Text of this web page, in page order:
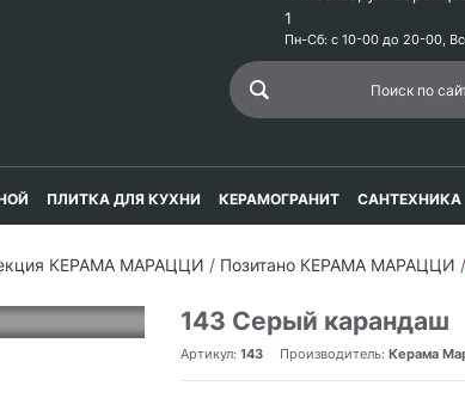
1
Пн-Сб: с 10-00 до 20-00,
ПЛИТКА ДЛЯ КУХНИ КЕРАМОГРАНИТ САНТЕХНИКА
КЕРАМА МАРАЦЦИ / Позитано КЕРАМА МАРАЦЦИ /
143 Серый карандаш
Артикул: 143 Производитель: Керама